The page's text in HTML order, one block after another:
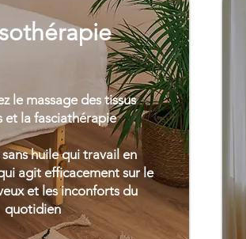
le massage des tissus
et la fasciathérapie
huile qui travail en
agit efficacement sur le
et les inconforts du
quotidien